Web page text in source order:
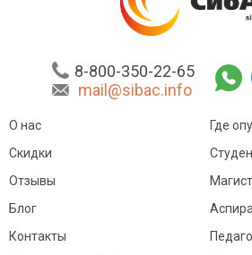
8-800-350-22-65
mail@sibac.info
О нас
Скидки
Отзывы
Блог
Контакты
Где